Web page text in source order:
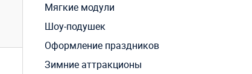
Мягкие модули
Шоу-подушек
Оформление праздников
Зимние аттракционы